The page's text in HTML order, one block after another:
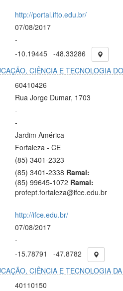
http://portal.ifto.edu.br/
07/08/2017
-
-10.19445
-48.33286
CIÊNCIA E TECNOLOGIA
60410426
Rua Jorge Dumar, 1703
-
-
Jardim América
Fortaleza - CE
(85) 3401-2323
(85) 3401-2338 Ramal:
(85) 99645-1072 Ramal:
profept.fortaleza@ifce.edu.br
http://ifce.edu.br/
07/08/2017
-
-15.78791
-47.8782
CIÊNCIA E TECNOLOGIA
40110150